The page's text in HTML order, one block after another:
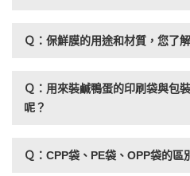
Ｑ：保鮮膜的用途和材質，您了
Ｑ：用來裝鹹鴨蛋的印刷袋與包
呢？
Ｑ：CPP袋、PE袋、OPP袋的區